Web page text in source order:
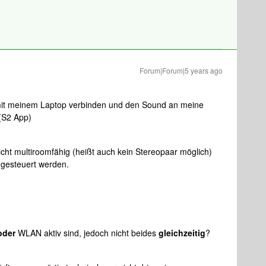
Forum|Forum|5 years ago
meinem Laptop verbinden und den Sound an meine
App)
multiroomfähig (heißt auch kein Stereopaar möglich)
werden.
WLAN aktiv sind, jedoch nicht beides gleichzeitig?